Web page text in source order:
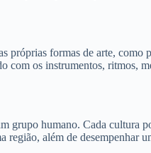
próprias formas de arte,
com os instrumentos, ritmos,
grupo humano. Cada cultura
além de desempenhar